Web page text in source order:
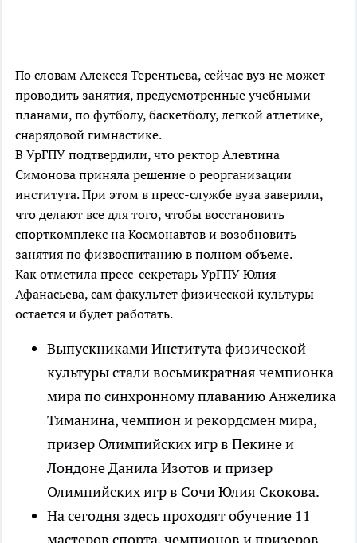
По словам Алексея Терентьева, сейчас вуз не может
проводить занятия, предусмотренные учебными
планами, по футболу, баскетболу, легкой атлетике,
снарядовой гимнастике.
В УрГПУ подтвердили, что ректор Алевтина
Симонова приняла решение о реорганизации
института. При этом в пресс-службе вуза заверили,
что делают все для того, чтобы восстановить
спорткомплекс на Космонавтов и возобновить
занятия по физвоспитанию в полном объеме.
Как отметила пресс-секретарь УрГПУ Юлия
Афанасьева, сам факультет физической культуры
остается и будет работать.
Выпускниками Института физической
культуры стали восьмикратная чемпионка
мира по синхронному плаванию Анжелика
Тиманина, чемпион и рекордсмен мира,
призер Олимпийских игр в Пекине и
Лондоне Данила Изотов и призер
Олимпийских игр в Сочи Юлия Скокова.
На сегодня здесь проходят обучение 11